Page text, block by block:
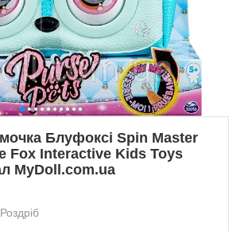
Блуфоксі Spin Master
Fox Interactive Kids Toys
MyDoll.com.ua
Роздріб